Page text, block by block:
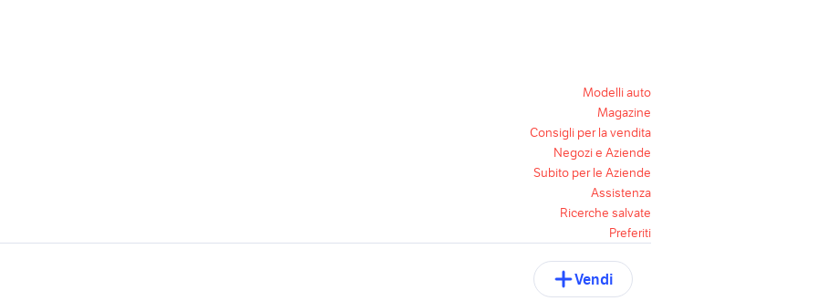
Modelli auto
Magazine
Consigli per la vendita
Negozi e Aziende
Subito per le Aziende
Assistenza
Ricerche salvate
Preferiti
Vendi